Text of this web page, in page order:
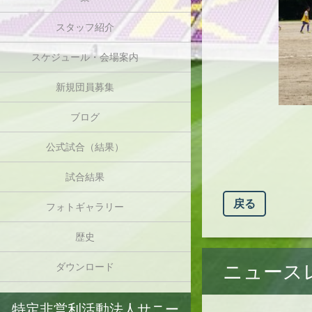
スタッフ紹介
スケジュール・会場案内
新規団員募集
ブログ
公式試合（結果）
試合結果
フォトギャラリー
歴史
ダウンロード
戻る
ニュース